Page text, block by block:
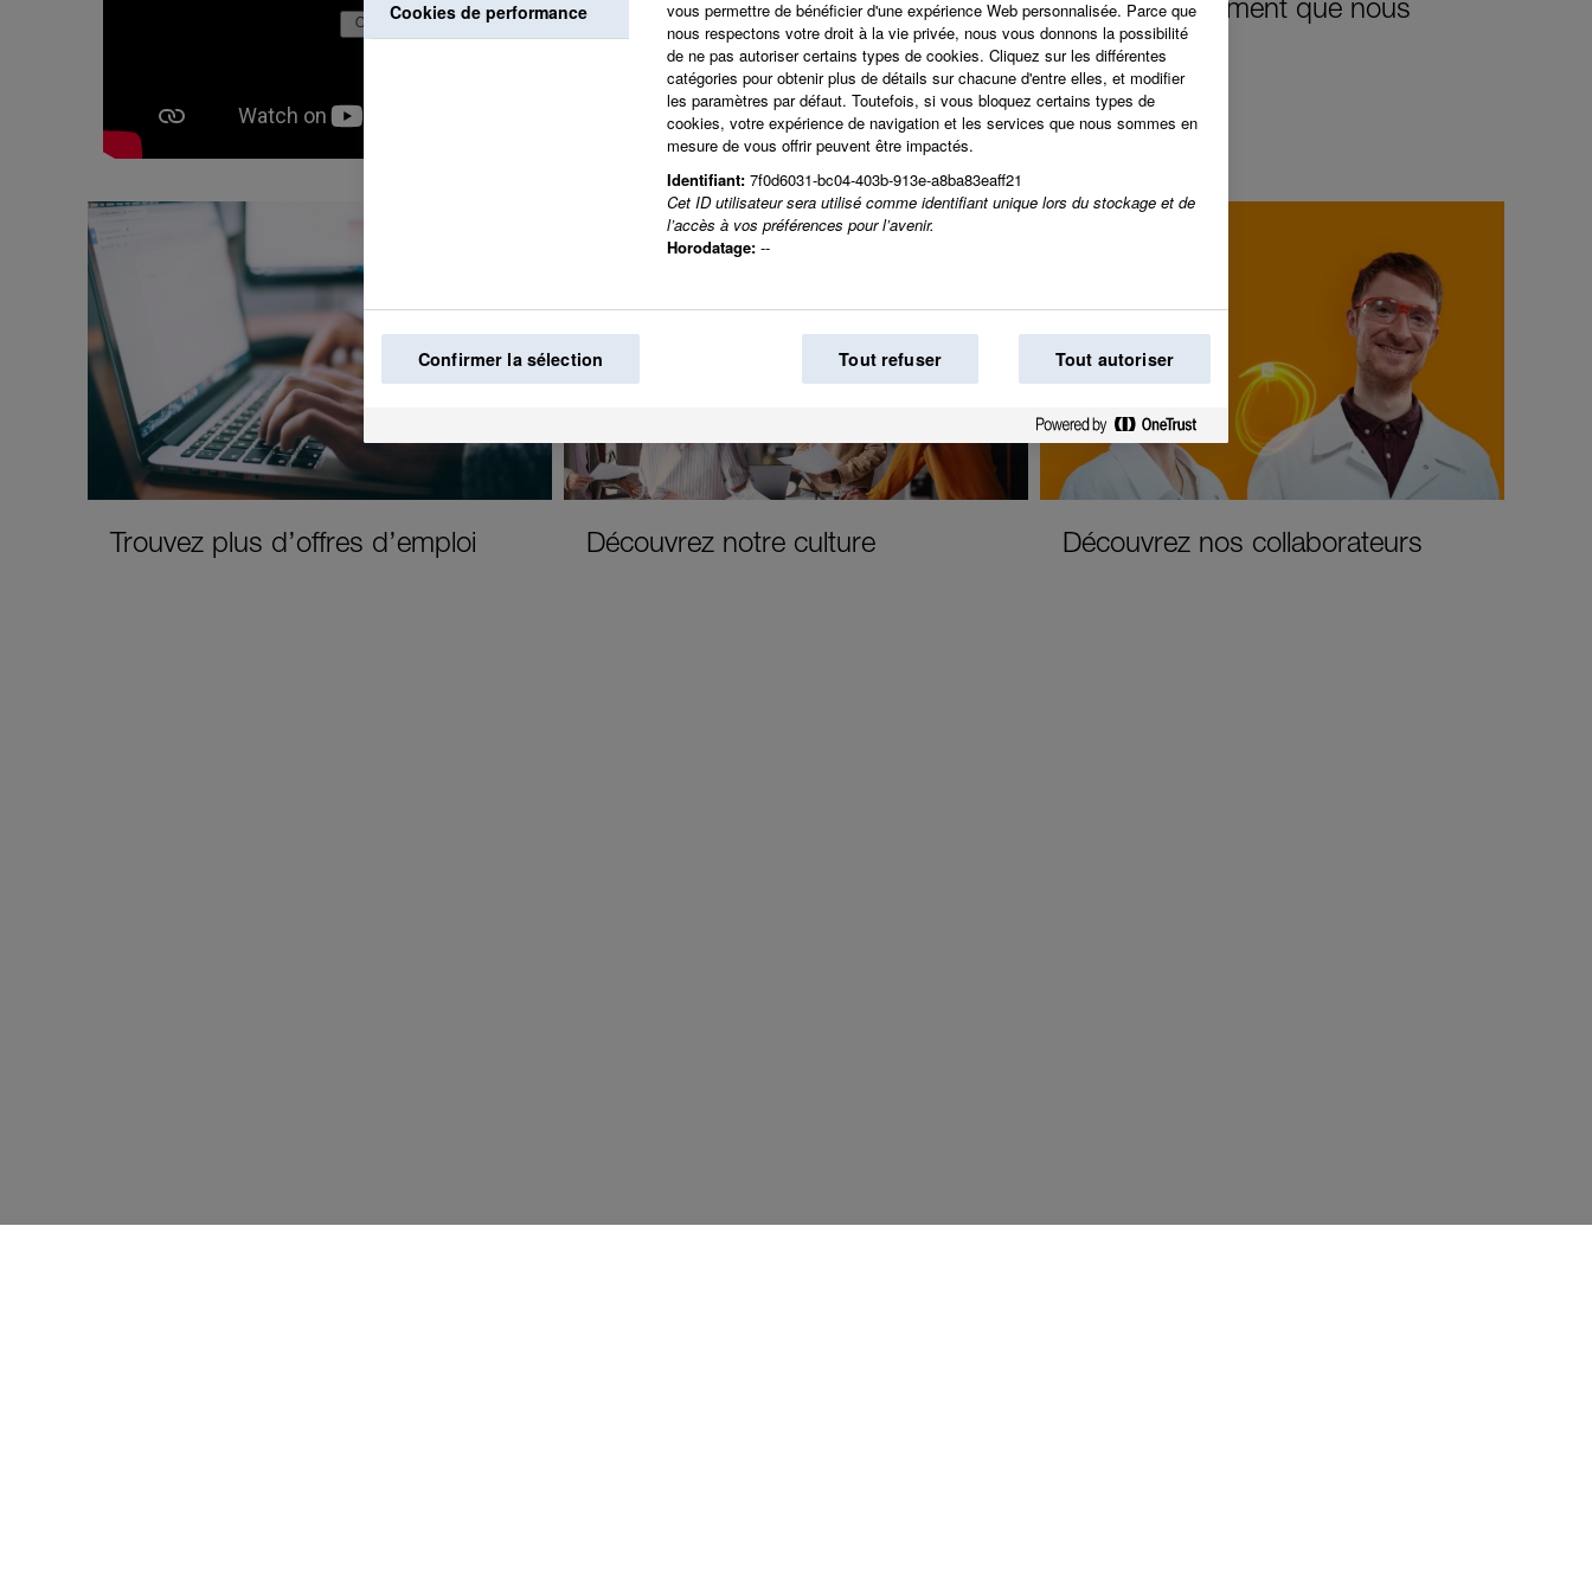
Ensemble, nous créons le changement que nous
voulons voir dans le monde.
Trouvez plus d’offres d’emploi Découvrez notre culture Découvrez nos collaborateurs
Cookies de performance
vous permettre de bénéficier d'une expérience Web personnalisée. Parce que
nous respectons votre droit à la vie privée, nous vous donnons la possibilité
de ne pas autoriser certains types de cookies. Cliquez sur les différentes
catégories pour obtenir plus de détails sur chacune d'entre elles, et modifier
les paramètres par défaut. Toutefois, si vous bloquez certains types de
cookies, votre expérience de navigation et les services que nous sommes en
mesure de vous offrir peuvent être impactés.
Identifiant: 7f0d6031-bc04-403b-913e-a8ba83eaff21
Cet ID utilisateur sera utilisé comme identifiant unique lors du stockage et de
l’accès à vos préférences pour l’avenir.
Horodatage: --
Confirmer la sélection Tout refuser Tout autoriser